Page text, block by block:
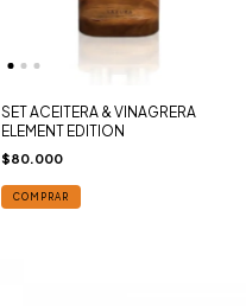
SET ACEITERA & VINAGRERA
ELEMENT EDITION
$80.000
COMPRAR